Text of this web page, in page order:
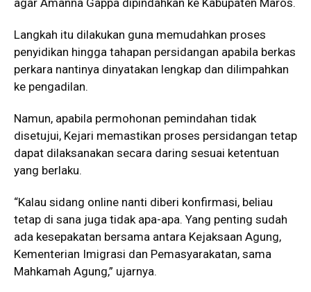
Langkah itu dilakukan guna memudahkan proses
penyidikan hingga tahapan persidangan apabila berkas
perkara nantinya dinyatakan lengkap dan dilimpahkan
ke pengadilan.
Namun, apabila permohonan pemindahan tidak
disetujui, Kejari memastikan proses persidangan tetap
dapat dilaksanakan secara daring sesuai ketentuan
yang berlaku.
“Kalau sidang online nanti diberi konfirmasi, beliau
tetap di sana juga tidak apa-apa. Yang penting sudah
ada kesepakatan bersama antara Kejaksaan Agung,
Kementerian Imigrasi dan Pemasyarakatan, sama
Mahkamah Agung,” ujarnya.